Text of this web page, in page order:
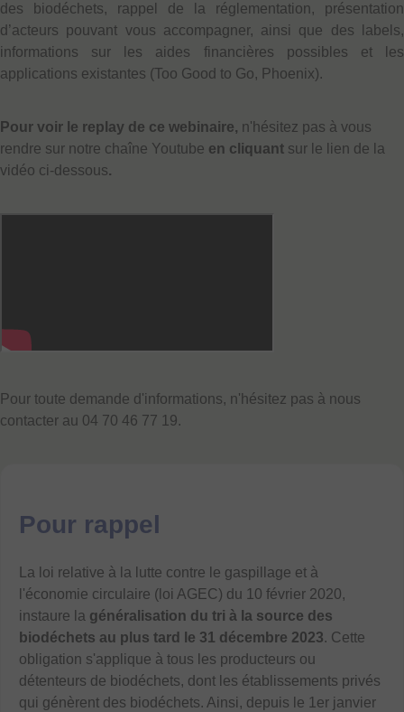
des biodéchets, rappel de la réglementation, présentation
d’acteurs pouvant vous accompagner, ainsi que des labels,
informations sur les aides financières possibles et les
applications existantes (Too Good to Go, Phoenix).
Pour voir le replay de ce webinaire, n'hésitez pas à vous
rendre sur notre chaîne Youtube en cliquant sur le lien de la
vidéo ci-dessous.
Pour toute demande d'informations, n'hésitez pas à nous
contacter au 04 70 46 77 19.
Pour rappel
La loi relative à la lutte contre le gaspillage et à
l'économie circulaire (loi AGEC) du 10 février 2020,
instaure la généralisation du tri à la source des
biodéchets au plus tard le 31 décembre 2023. Cette
obligation s'applique à tous les producteurs ou
détenteurs de biodéchets, dont les établissements privés
qui génèrent des biodéchets. Ainsi, depuis le 1er janvier